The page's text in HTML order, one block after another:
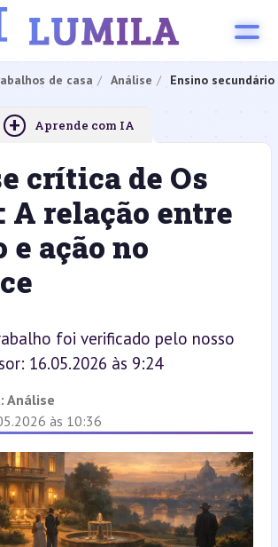
de casa Análise Ensino secundário
+ Aprende com IA
crítica de Os
A relação entre
e ação no
foi verificado pelo nosso
16.05.2026 às 9:24
Análise
às 10:36